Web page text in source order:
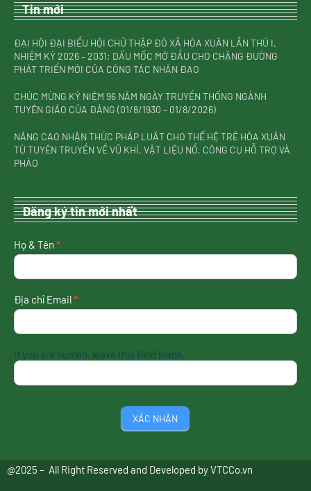
Tin mới
ĐẠI HỘI ĐẠI BIỂU HỘI CHỮ THẬP ĐỎ XÃ HÒA XUÂN LẦN THỨ I,
NHIỆM KỲ 2026 – 2031: DẤU MỐC MỞ ĐẦU CHO CHẶNG ĐƯỜNG
PHÁT TRIỂN MỚI CỦA CÔNG TÁC NHÂN ĐẠO
CHÚC MỪNG KỶ NIỆM 96 NĂM NGÀY TRUYỀN THỐNG NGÀNH
TUYÊN GIÁO CỦA ĐẢNG (01/8/1930 – 01/8/2026)
NÂNG CAO NHẬN THỨC PHÁP LUẬT CHO THẾ HỆ TRẺ HÒA XUÂN
TỪ TUYÊN TRUYỀN VỀ VŨ KHÍ, VẬT LIỆU NỔ, CÔNG CỤ HỖ TRỢ VÀ
PHÁO
Đăng ký tin mới nhất
nhận
tin
nhất
Họ & Tên *
Địa chỉ Email*
If you are human, leave this field blank.
XÁC NHẬN
@2025 – All Right Reserved and Developed byVTCCo.vn